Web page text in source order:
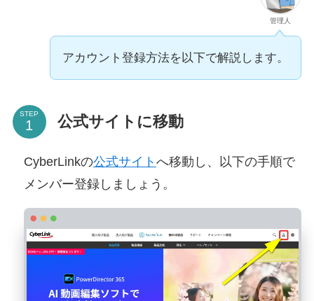
管理人
アカウント登録方法を以下で解説します。
STEP 公式サイトに移動
CyberLinkの公式サイト へ移動し、以下の手順で
メンバー登録しましょう。